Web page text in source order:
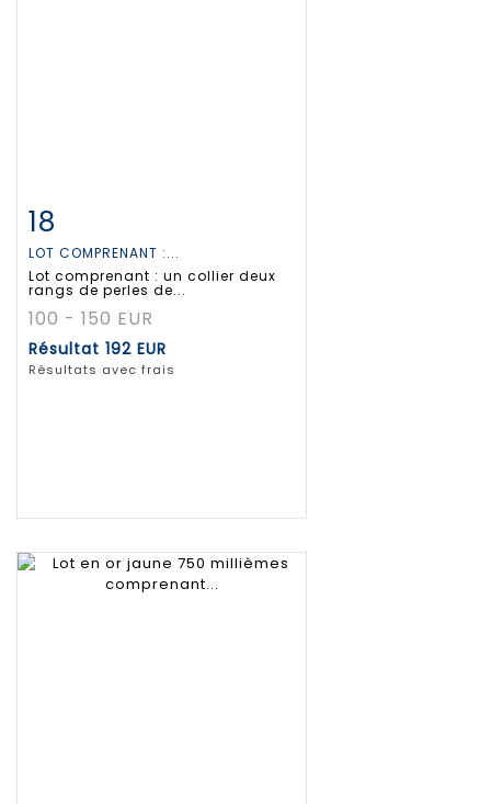
Fiche détaillée
18
LOT COMPRENANT :...
Lot comprenant : un collier deux
rangs de perles de...
100 - 150 EUR
Résultat 192 EUR
Résultats avec frais